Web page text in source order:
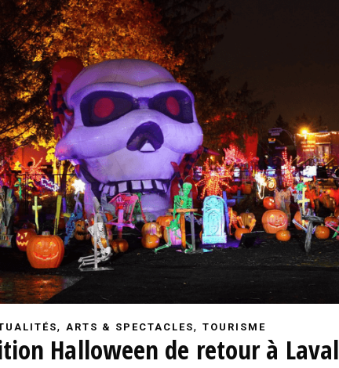
, ARTS & SPECTACLES, TOURISME
Halloween de retour à Laval